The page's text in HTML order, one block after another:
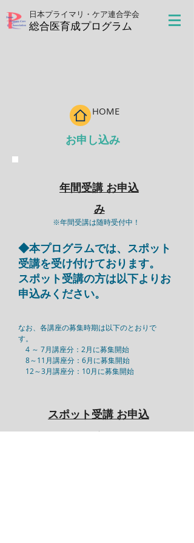
​総合医育成プログラム
日本プライマリ・ケア連合学会
HOME
お申し込み
年間受講 お申込
み
※年間受講は随時受付中！
◆本プログラムでは、スポット
受講を受け付けております。
​スポット受講の方は以下よりお
申込みください。
なお、各講座の募集時期は以下のとおりで
す。
4 ～ 7月講座分：2月に募集開始
8～11月講座分：6月に募集開始
12～3月講座分：10月に募集開始
スポット受講 お申込